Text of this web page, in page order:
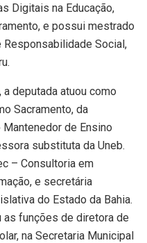
Digitais na Educação,
e possui mestrado
Social,
deputada atuou como
Sacramento, da
de Ensino
substituta da Uneb.
– Consultoria em
e secretária
do Estado da Bahia.
as funções de diretora de
na Secretaria Municipal